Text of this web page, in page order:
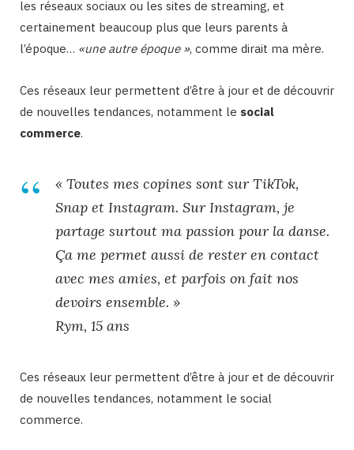
les réseaux sociaux ou les sites de streaming, et
certainement beaucoup plus que leurs parents à
l’époque… «une autre époque », comme dirait ma mère.
Ces réseaux leur permettent d’être à jour et de découvrir
de nouvelles tendances, notamment le social
commerce.
« Toutes mes copines sont sur TikTok,
Snap et Instagram. Sur Instagram, je
partage surtout ma passion pour la danse.
Ça me permet aussi de rester en contact
avec mes amies, et parfois on fait nos
devoirs ensemble. »
Rym, 15 ans
Ces réseaux leur permettent d’être à jour et de découvrir
de nouvelles tendances, notamment le social
commerce.